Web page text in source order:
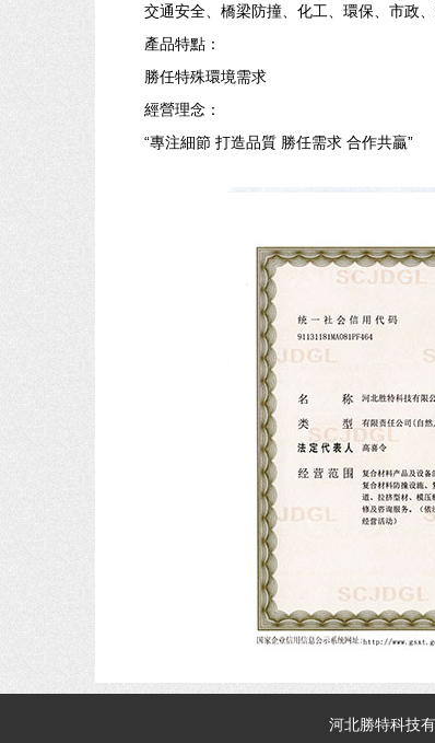
交通安全、橋梁防撞、化工、環保、市政
產品特點：
勝任特殊環境需求
經營理念：
“專注細節 打造品質 勝任需求 合作共贏”
河北勝特科技